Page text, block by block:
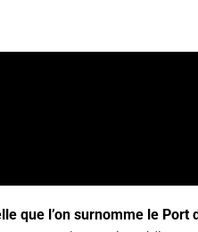
que l’on surnomme le